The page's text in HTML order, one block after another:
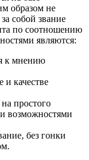
образом не
собой звание
по соотношению
являются:
к мнению
и качестве
простого
возможностями
без гонки